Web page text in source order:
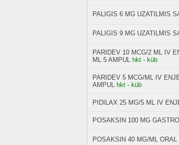
PALIGIS 6 MG UZATILMIS
PALIGIS 9 MG UZATILMIS
PARIDEV 10 MCG/2 ML IV
ML 5 AMPUL hkt - küb
PARIDEV 5 MCG/ML IV
AMPUL hkt - küb
PIDILAX 25 MG/5 ML IV
POSAKSIN 100 MG
POSAKSIN 40 MG/ML